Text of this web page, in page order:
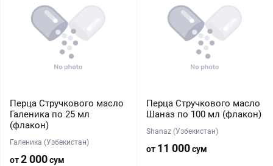
Перца Стручкового масло
Галеника по 25 мл
(флакон)
Галеника (Узбекистан)
от2 000сум
Перца Стручкового масло
Шаназ по 100 мл (флакон)
Shanaz (Узбекистан)
от 11 000сум